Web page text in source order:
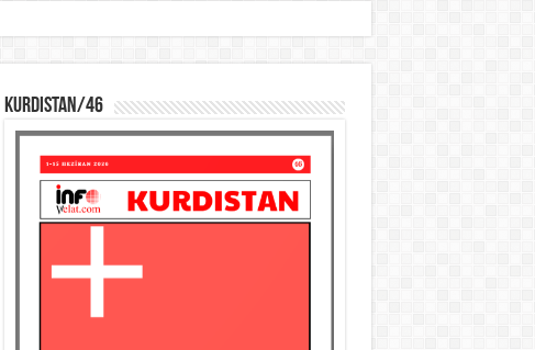
KURDISTAN/46